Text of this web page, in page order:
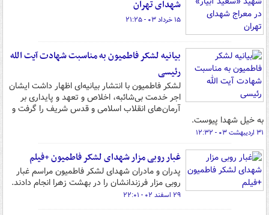
شهدای تهران
۱۵ خرداد ۰۳ - ۲۱:۲۵
بیانیه لشکر فاطمیون به مناسبت شهادت آیت الله
رئیسی
لشکر فاطمیون با انتشار بیانیه‌ای اظهار داشت ایشان
اجر خدمت بی‌شائبه، اخلاص و تعهد و پایداری بر
آرمان‌های انقلاب اسلامی و قدس شریف را گرفت و
به خیل شهدا پیوست.
۳۱ اردیبهشت ۰۳ - ۱۲:۳۲
غبار روبی مزار شهدای لشکر فاطمیون +فیلم
پدران و مادران شهدای لشکر فاطمیون مراسم غبار
روبی مزار فرزندانشان را در بهشت زهرا انجام دادند.
۲۹ اسفند ۰۲ - ۲۲:۰۱